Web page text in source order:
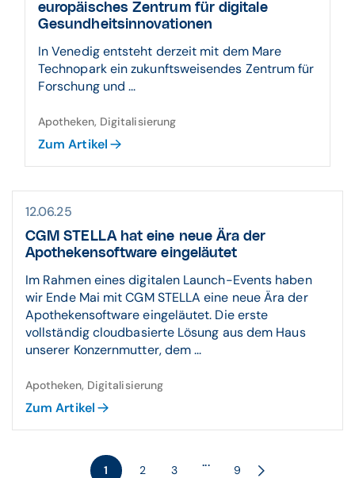
europäisches Zentrum für digitale
Gesundheitsinnovationen
In Venedig entsteht derzeit mit dem Mare
Technopark ein zukunftsweisendes Zentrum für
Forschung und ...
Apotheken, Digitalisierung
Zum Artikel
12.06.25
CGM STELLA hat eine neue Ära der
Apothekensoftware eingeläutet
Im Rahmen eines digitalen Launch-Events haben
wir Ende Mai mit CGM STELLA eine neue Ära der
Apothekensoftware eingeläutet. Die erste
vollständig cloudbasierte Lösung aus dem Haus
unserer Konzernmutter, dem ...
Apotheken, Digitalisierung
Zum Artikel
1 2 3
...
9